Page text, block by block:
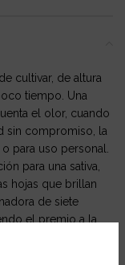
cultivar, de altura
tiempo. Una
el olor, cuando
sin compromiso, la
para uso personal.
para una sativa,
hojas que brillan
de siete
el premio a la